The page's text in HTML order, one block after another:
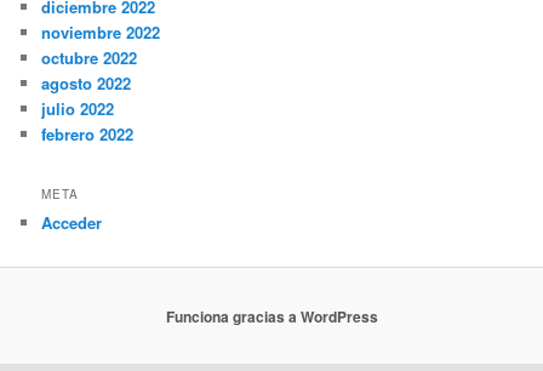
diciembre 2022
noviembre 2022
octubre 2022
agosto 2022
julio 2022
febrero 2022
META
Acceder
Funciona gracias a WordPress